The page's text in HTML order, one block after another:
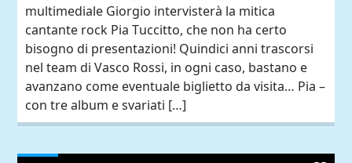
Comoradio International
multimediale Giorgio intervisterà la mitica
cantante rock Pia Tuccitto, che non ha certo
bisogno di presentazioni! Quindici anni trascorsi
nel team di Vasco Rossi, in ogni caso, bastano e
avanzano come eventuale biglietto da visita… Pia –
con tre album e svariati […]